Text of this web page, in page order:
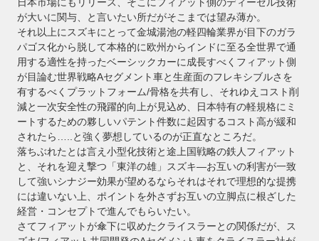
が大いに関与、と言いたい所だがそこまでは望み薄か。
それ以上にスズキにとって金城湯池の軽四輪業界が目下のガラ
パゴス化から脱して本格的に欧州からインドに至る全世界で通
用する適性を持ったベーシックカーに成長すべくフィアット側
が目論む世界戦略Aセグメント車と生産面のフレキシブルさを
有するべくプラットフォーム/骨格を共有し、それゆえコスト削
減と一次安全性の飛躍的向上が見込め、日本特有の軽規格にミ
ートするための夥しいパテント件数に起因するコスト高が緩和
されたら…..と強く夢想しているのが正直なところだ。
落ちぶれたとは言え小型化技術と途上国戦略の鉄人フィアット
と、それを迎え撃つ「東洋の雄」スズキ―お互いの利害が一致
して強いシナジー効果が望めるならそれはそれで理想的な提携
には違いない上、ポイントを外さずお互いの立脚点に根ざした
経営・コンセプトで進んでもらいたい。
さてフィアットが傘下に収めたクライスラーとの関係だが、ス